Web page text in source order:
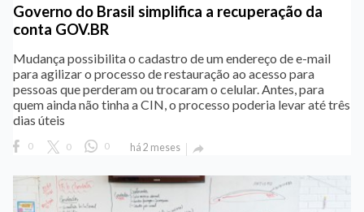
Governo do Brasil simplifica a recuperação da
conta GOV.BR
Mudança possibilita o cadastro de um endereço de e-mail
para agilizar o processo de restauração ao acesso para
pessoas que perderam ou trocaram o celular. Antes, para
quem ainda não tinha a CIN, o processo poderia levar até três
dias úteis
0 0 0 há 2 meses 